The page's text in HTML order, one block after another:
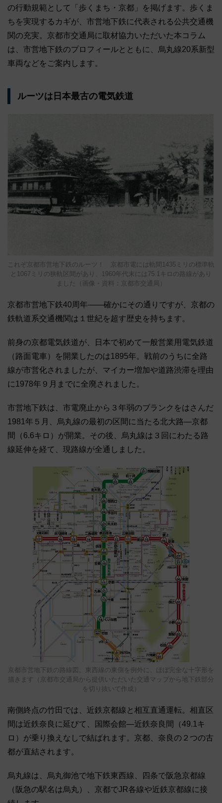
の行動規範として「歩くまち・京都」を掲げます。歩くま
ちを実現するカギが、市営地下鉄に代表される公共交通機
関の充実。京都市交通局に取材協力いただいた本コラム
は、市営地下鉄のプロフィールとともに、烏丸線20系新型
車両などをご案内します。
ルーツは日本最古の電気鉄道
これぞ京都市営地下鉄のルーツ！ 京都市電には軌間1435ミリの標準軌
と1067ミリの狭軌区間があり、1960年代末には75.1キロの路線があり
ました（画像・資料：京都市交通局）
京都市営地下鉄40周年――確かにその通りですが、京都の
鉄軌道系交通機関は１世紀を超す歴史を持ちます。
前身の京都電気鉄道が、日本で初めて一般営業用電気鉄道
（路面電車）を開業したのは1895年。戦前のうちに全路
線が市営化されましたが、マイカー増加や道路渋滞を理由
に1978年９月までに全廃されました。
市営地下鉄は、市電廃止から３年弱のブランクをはさんだ
1981年５月、烏丸線の最初の区間に当たる北大路―京都
間（6.6キロ）が開業。その後、烏丸線は３回にわたる路
線延伸を経て、現路線が全通しました。
京都市営地下鉄の路線図。東西線の東側を例外に、ほぼ完全な十字形を
描きます（京都市交通局から提供いただいた交通マップから地下鉄部分
を切り抜いて作成）
南側終点の竹田では、近鉄京都線と相互直通運転。相直区
間は近鉄奈良に延びて、国際会館―近鉄奈良間（49.1キ
ロ）が乗り換えなしで結ばれます。京都、奈良の２つの古
都が直結されます。
烏丸線は、烏丸御池で地下鉄東西線、四条で阪急京都線
（阪急の駅名は烏丸）、京都でJR各線や近鉄京都線に接